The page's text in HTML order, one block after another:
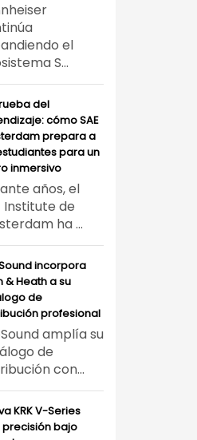
el
S...
del
cómo SAE
prepara a
para un
inmersivo
años, el
Institute de
ha ...
incorpora
& Heath a su
de
profesional
amplía su
de
con...
KRK V-Series
precisión bajo